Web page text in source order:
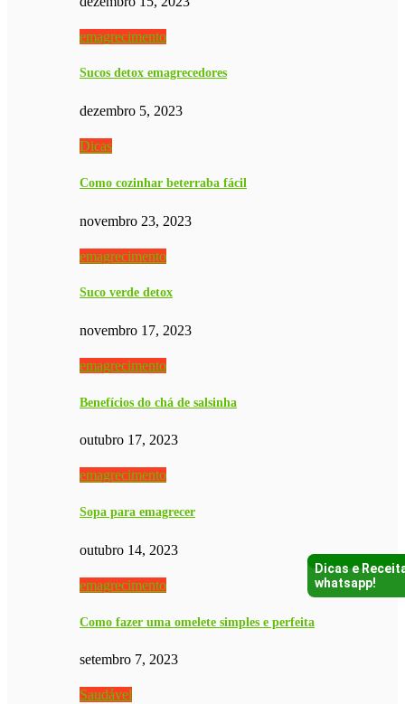
emagrecimento
Sucos detox emagrecedores
dezembro 5, 2023
Dicas
Como cozinhar beterraba fácil
novembro 23, 2023
emagrecimento
Suco verde detox
novembro 17, 2023
emagrecimento
Benefícios do chá de salsinha
outubro 17, 2023
emagrecimento
Sopa para emagrecer
outubro 14, 2023
emagrecimento
Como fazer uma omelete simples e perfeita
setembro 7, 2023
Saudável
Dicas e
whatsapp!